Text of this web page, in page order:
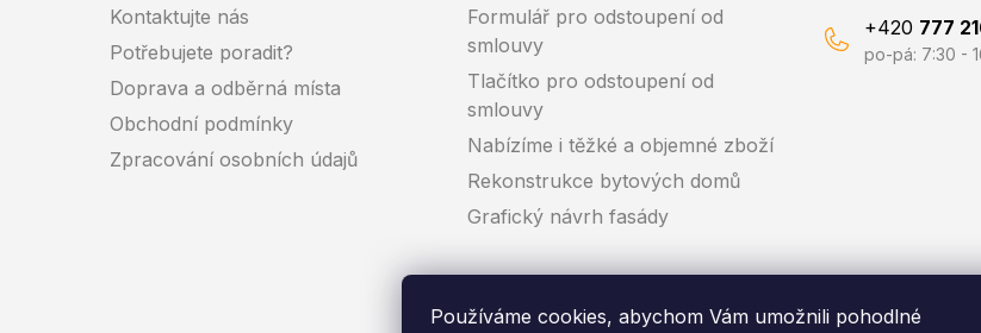
Používáme cookies, abychom Vám umožnili pohodlné
Kontaktujte nás
Potřebujete poradit?
Doprava a odběrná místa
Obchodní podmínky
Zpracování osobních údajů
Formulář pro odstoupení od
smlouvy
Tlačítko pro odstoupení od
smlouvy
Nabízíme i těžké a objemné zboží
Rekonstrukce bytových domů
Grafický návrh fasády
+420 777
po-pá: 7:30 -